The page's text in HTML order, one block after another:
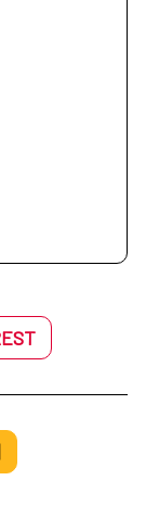
Dirección
se